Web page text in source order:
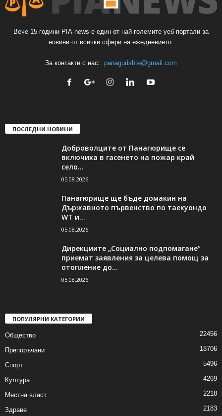
Вече 15 години PIA-news е един от най-големите уеб портали за
новини от всички сфери на ежедневието.
За контакти с нас:: panagurishte@gmail.com
ПОСЛЕДНИ НОВИНИ
Доброволците от Панагюрище се
включиха в гасенето на пожар край
село...
05.08.2026
Панагюрище ще бъде домакин на
Държавното първенство по таекуондо
WT и...
05.08.2026
Дирекциите „Социално подпомагане“
приемат заявления за целева помощ за
отопление до...
05.08.2026
ПОПУЛЯРНИ КАТЕГОРИИ
Общество 22456
Препоръчани 18706
Спорт 5496
Култура 4269
Местна власт 2218
Здраве 2183